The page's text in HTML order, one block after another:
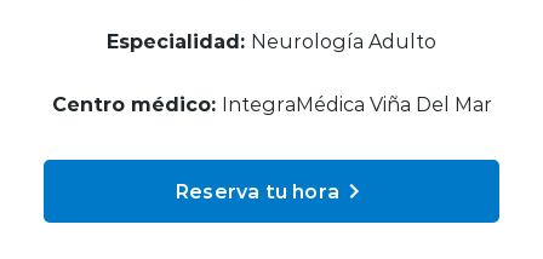
Clínicas Dentales
Especialidad: Neurología Adulto
Centro médico: IntegraMédica Viña Del Mar
Reserva tu hora